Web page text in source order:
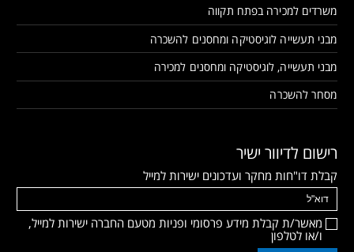
משרדים למכירה בפתח תקווה
מבני תעשייה לוגיסטיקה ומחסנים להשכרה
מבני תעשייה, לוגיסטיקה ומחסנים למכירה
מסחר להשכרה
רישום לדיוור ישיר
קבלת דו"חות מחקר ועדכונים ישירות למייל
מאשר/ת קבלת מידע פרסומי ופניות מטעם החברה ישירות למייל,
ו/או לטלפון